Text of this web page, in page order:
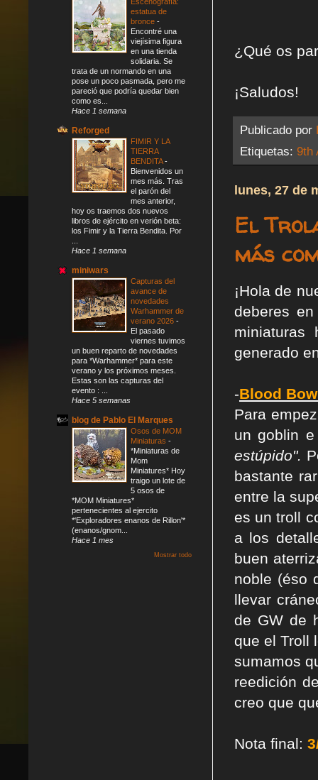
¿Qué os
¡Saludos!
Publicado por
Etiquetas: 9th
lunes, 27 de
El
más
¡Hola de
deberes
generado
-Blood
Para
un goblin
estúpido".
bastante
entre la
es un troll
a los
buen
noble (éso
llevar
de GW de
que el Troll
sumamos
reedición
creo que
Nota final:
estatua de
bronce -
Encontré una
viejísima figura
en una tienda
solidaria. Se
trata de un normando en una
pose un poco pasmada, pero me
pareció que podría quedar bien
como es...
Hace 1 semana
Reforged
FIMIR Y LA
TIERRA
BENDITA-
Bienvenidos un
mes más. Tras
el parón del
mes anterior,
hoy os traemos dos nuevos
libros de ejército en verión beta:
los Fimir y la Tierra Bendita. Por
Hace 1 semana
miniwars
Capturas del
avance de
novedades
Warhammer de
verano 2026 -
El pasado
viernes tuvimos
un buen reparto de novedades
para *Warhammer* para este
verano y los próximos meses.
Estas son las capturas del
evento : ...
Hace 5 semanas
blog de Pablo El Marques
Osos de MOM
Miniaturas -
*Miniaturas de
Mom
Miniatures* Hoy
traigo un lote de
5 osos de
*MOM Miniatures*
pertenecientes al ejercito
*'Exploradores enanos de Rillon'*
(enanos/gnom...
Hace 1 mes
Mostrar todo